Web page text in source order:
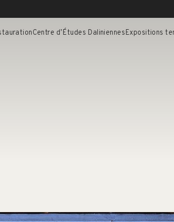
Centre d’Études DaliniennesExpositions